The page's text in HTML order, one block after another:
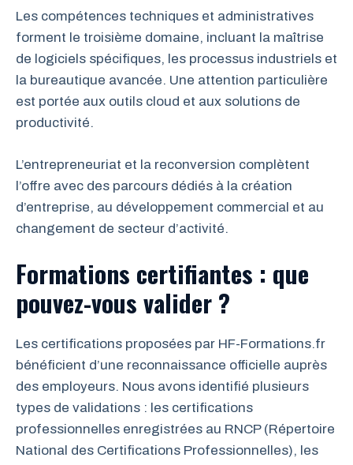
Les compétences techniques et administratives
forment le troisième domaine, incluant la maîtrise
de logiciels spécifiques, les processus industriels et
la bureautique avancée. Une attention particulière
est portée aux outils cloud et aux solutions de
productivité.
L’entrepreneuriat et la reconversion complètent
l’offre avec des parcours dédiés à la création
d’entreprise, au développement commercial et au
changement de secteur d’activité.
Formations certifiantes : que
pouvez-vous valider ?
Les certifications proposées par HF-Formations.fr
bénéficient d’une reconnaissance officielle auprès
des employeurs. Nous avons identifié plusieurs
types de validations : les certifications
professionnelles enregistrées au RNCP (Répertoire
National des Certifications Professionnelles), les